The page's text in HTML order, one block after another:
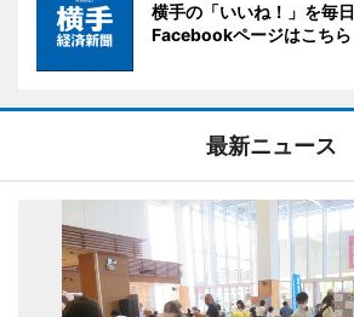
横手の「いいね！」を毎
Facebookページはこちら
最新ニュース